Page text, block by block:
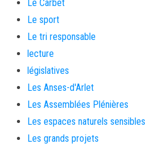
Le Carbet
Le sport
Le tri responsable
lecture
législatives
Les Anses-d'Arlet
Les Assemblées Plénières
Les espaces naturels sensibles
Les grands projets